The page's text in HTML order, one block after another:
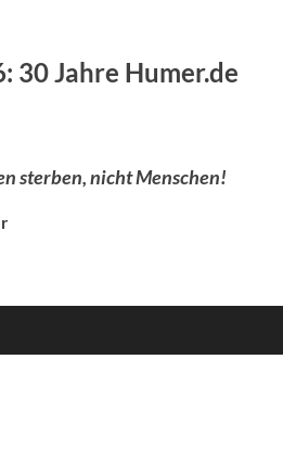
30 Jahre Humer.de
sterben, nicht Menschen!